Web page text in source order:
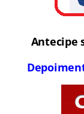
Antecipe